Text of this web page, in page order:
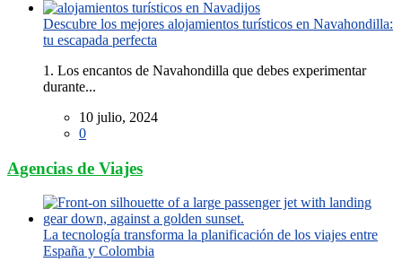
Descubre los mejores alojamientos turísticos en Navahondilla:
tu escapada perfecta
1. Los encantos de Navahondilla que debes experimentar
durante...
10 julio, 2024
0
Agencias de Viajes
La tecnología transforma la planificación de los viajes entre
España y Colombia